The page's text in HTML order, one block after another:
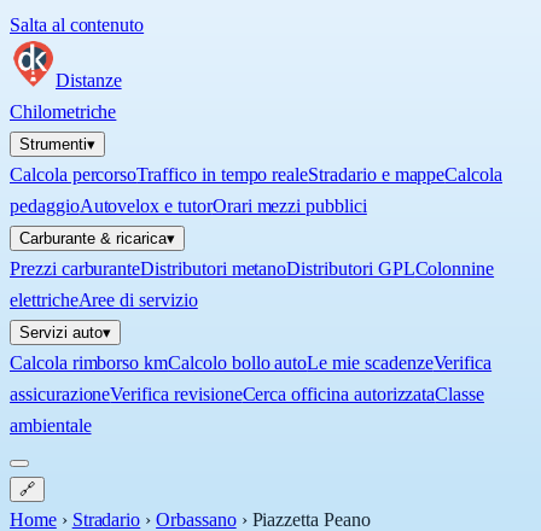
Salta al contenuto
Distanze
Chilometriche
Strumenti▾
Calcola percorsoTraffico in tempo realeStradario e mappeCalcola
pedaggioAutovelox e tutorOrari mezzi pubblici
Carburante & ricarica▾
Prezzi carburanteDistributori metanoDistributori GPLColonnine
elettricheAree di servizio
Servizi auto▾
Calcola rimborso kmCalcolo bollo autoLe mie scadenzeVerifica
assicurazioneVerifica revisioneCerca officina autorizzataClasse
ambientale
🔗
Home › Stradario › Orbassano › Piazzetta Peano